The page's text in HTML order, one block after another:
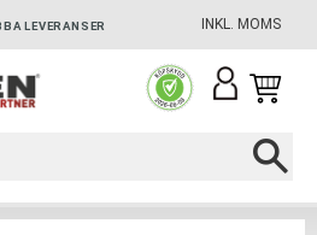
INKL. MOMS
LEVERANSER
BETALNINGAR